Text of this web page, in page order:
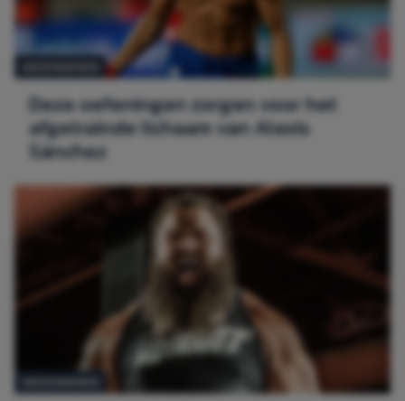
Deze oefeningen zorgen voor het
afgetrainde lichaam van Alexis
Sánchez